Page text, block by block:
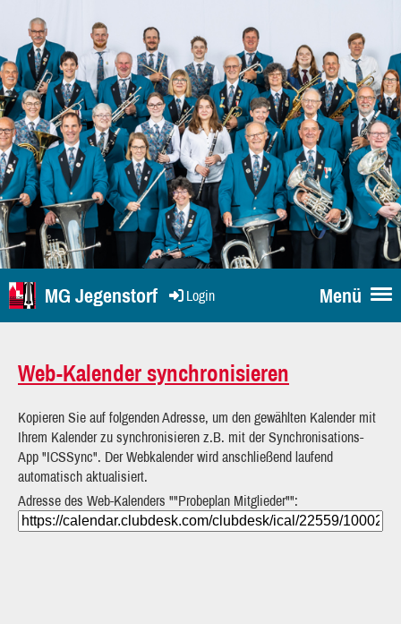
Menü
Login
MG Jegenstorf
Web-Kalender synchronisieren
Kopieren Sie auf folgenden Adresse, um den gewählten Kalender mit
Ihrem Kalender zu synchronisieren z.B. mit der Synchronisations-
App "ICSSync". Der Webkalender wird anschließend laufend
automatisch aktualisiert.
Adresse des Web-Kalenders ""Probeplan Mitglieder"":